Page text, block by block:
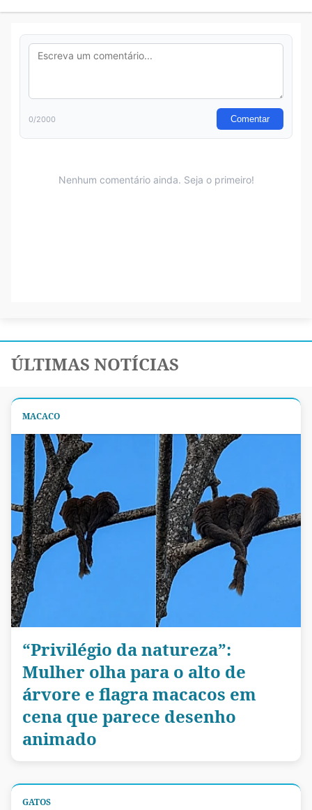
ÚLTIMAS NOTÍCIAS
MACACO
“Privilégio da natureza”:
Mulher olha para o alto de
árvore e flagra macacos em
cena que parece desenho
animado
GATOS